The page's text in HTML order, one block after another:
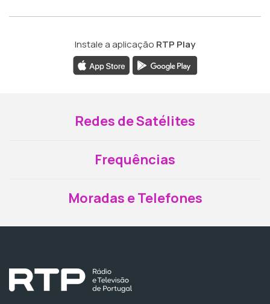
Instale a aplicação RTP Play
Redes de Satélites
Frequências
Moradas e Telefones